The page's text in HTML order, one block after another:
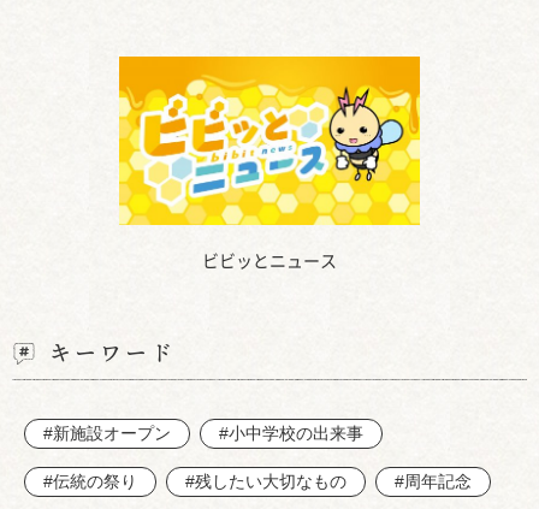
ビビッとニュース
キーワード
#新施設オープン #小中学校の出来事
#伝統の祭り #残したい大切なもの #周年記念